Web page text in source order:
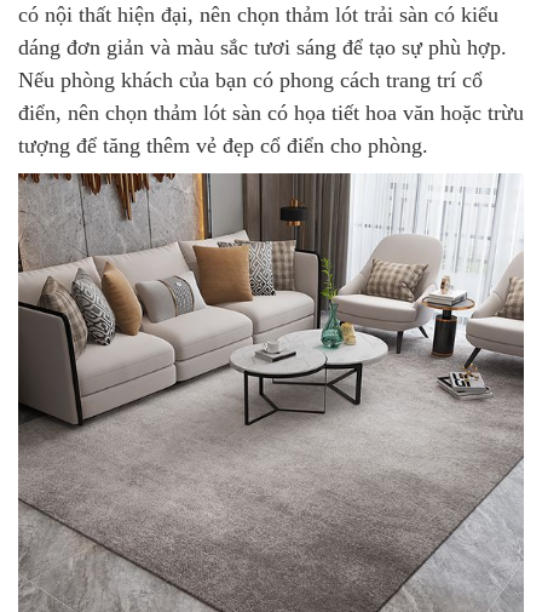
có nội thất hiện đại, nên chọn thảm lót trải sàn có kiểu
dáng đơn giản và màu sắc tươi sáng để tạo sự phù hợp.
Nếu phòng khách của bạn có phong cách trang trí cổ
điển, nên chọn thảm lót sàn có họa tiết hoa văn hoặc trừu
tượng để tăng thêm vẻ đẹp cổ điển cho phòng.